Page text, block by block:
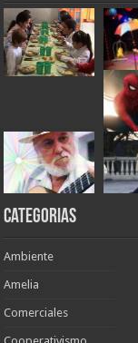
Categorias
Ambiente
Amelia
Comerciales